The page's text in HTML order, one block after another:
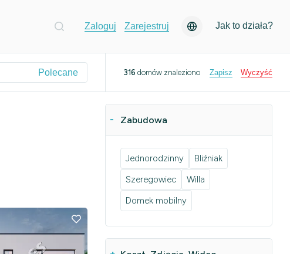
Zaloguj Zarejestruj Jak to działa?
Polecane 316 domów znaleziono Zapisz Wyczyść
Zabudowa
Jednorodzinny
Bliźniak
Szeregowiec
Willa
Domek mobilny